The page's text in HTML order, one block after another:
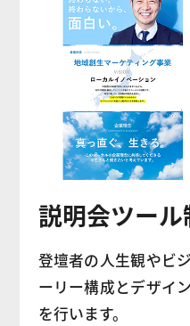
説明会ツール
登壇者の人生観やビ
ーリー構成とデザイ
を行います。